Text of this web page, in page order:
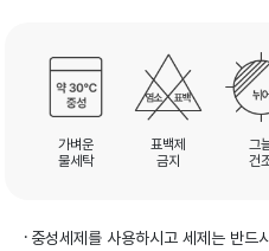
가벼운
물세탁
표백제
금지
그
건
중성세제를 사용하시고 세제는 반드